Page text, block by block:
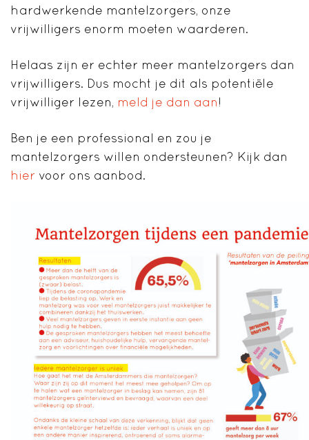
hardwerkende mantelzorgers, onze
vrijwilligers enorm moeten waarderen.
Helaas zijn er echter meer mantelzorgers dan
vrijwilligers. Dus mocht je dit als potentiële
vrijwilliger lezen, meld je dan aan!
Ben je een professional en zou je
mantelzorgers willen ondersteunen? Kijk dan
hier voor ons aanbod.